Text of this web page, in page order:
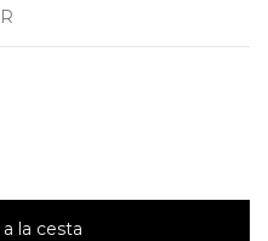
la cesta